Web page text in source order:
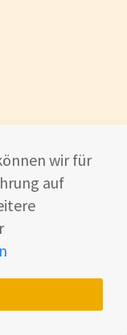
wir für
auf